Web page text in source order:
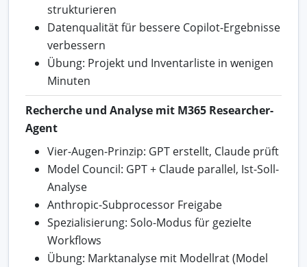
strukturieren
Datenqualität für bessere Copilot-Ergebnisse
verbessern
Übung: Projekt und Inventarliste in wenigen
Minuten
Recherche und Analyse mit M365 Researcher-
Agent
Vier-Augen-Prinzip: GPT erstellt, Claude prüft
Model Council: GPT + Claude parallel, Ist-Soll-
Analyse
Anthropic-Subprocessor Freigabe
Spezialisierung: Solo-Modus für gezielte
Workflows
Übung: Marktanalyse mit Modellrat (Model